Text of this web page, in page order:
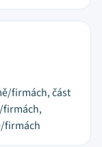
firmách, část
firmách,
firmách